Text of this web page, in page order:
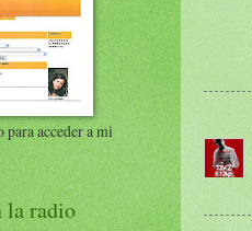
para acceder a mi
la radio